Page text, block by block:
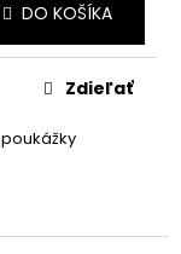
DO KOŠÍKA
Zdieľať